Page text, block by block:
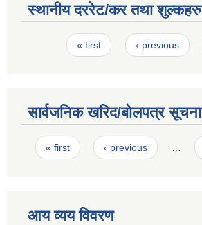
स्थानीय दररेट/कर तथा शुल्कहरु
Pages« first ‹ previous
सार्वजनिक खरिद/बोलपत्र सूचना
Pages
« first ‹ previous …
आय व्यय विवरण